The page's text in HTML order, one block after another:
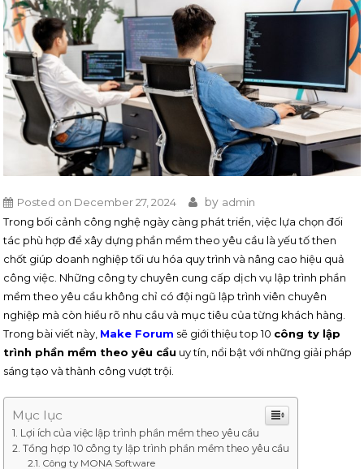
Posted on December 27, 2024 by admin
Trong bối cảnh công nghệ ngày càng phát triển, việc lựa chọn đối
tác phù hợp để xây dựng phần mềm theo yêu cầu là yếu tố then
chốt giúp doanh nghiệp tối ưu hóa quy trình và nâng cao hiệu quả
công việc. Những công ty chuyên cung cấp dịch vụ lập trình phần
mềm theo yêu cầu không chỉ có đội ngũ lập trình viên chuyên
nghiệp mà còn hiểu rõ nhu cầu và mục tiêu của từng khách hàng.
Trong bài viết này, Make Forum sẽ giới thiệu top 10 công ty lập
trình phần mềm theo yêu cầu uy tín, nổi bật với những giải pháp
sáng tạo và thành công vượt trội.
Mục lục
Lợi ích của việc lập trình phần mềm theo yêu cầu
Tổng hợp 10 công ty lập trình phần mềm theo yêu cầu
Công ty MONA Software